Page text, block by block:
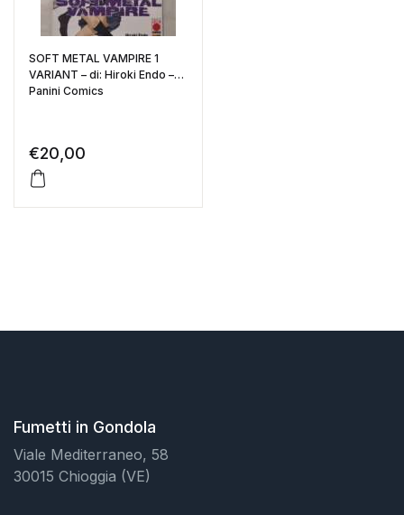
SOFT METAL VAMPIRE 1
VARIANT – di: Hiroki Endo –
Panini Comics
€20,00
Fumetti in Gondola
Viale Mediterraneo, 58
30015 Chioggia (VE)